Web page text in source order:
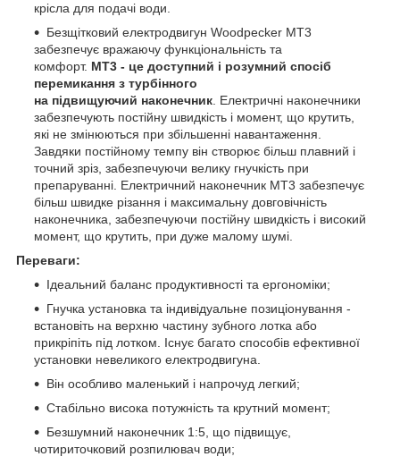
крісла для подачі води.
Безщітковий електродвигун Woodpecker MT3
забезпечує вражаючу функціональність та
комфорт. MT3 - це доступний і розумний спосіб
перемикання з турбінного
на підвищуючий наконечник. Електричні наконечники
забезпечують постійну швидкість і момент, що крутить,
які не змінюються при збільшенні навантаження.
Завдяки постійному темпу він створює більш плавний і
точний зріз, забезпечуючи велику гнучкість при
препаруванні. Електричний наконечник MT3 забезпечує
більш швидке різання і максимальну довговічність
наконечника, забезпечуючи постійну швидкість і високий
момент, що крутить, при дуже малому шумі.
Переваги:
Ідеальний баланс продуктивності та ергономіки;
Гнучка установка та індивідуальне позиціонування -
встановіть на верхню частину зубного лотка або
прикріпіть під лотком. Існує багато способів ефективної
установки невеликого електродвигуна.
Він особливо маленький і напрочуд легкий;
Стабільно висока потужність та крутний момент;
Безшумний наконечник 1:5, що підвищує,
чотириточковий розпилювач води;